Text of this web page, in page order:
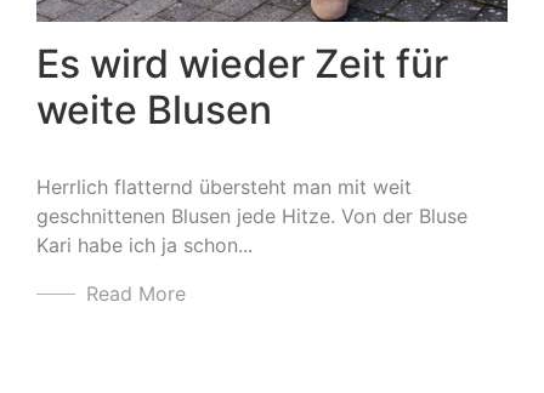
Es wird wieder Zeit für
weite Blusen
Herrlich flatternd übersteht man mit weit
geschnittenen Blusen jede Hitze. Von der Bluse
Kari habe ich ja schon...
Read More